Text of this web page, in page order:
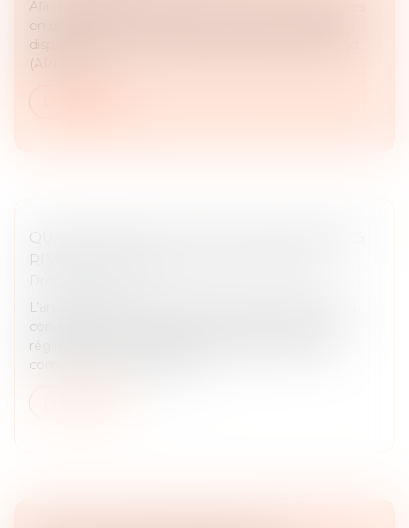
Afin de protéger l’emploi des salariés des entreprises
en difficulté, la loi de finances pour 2025 introduit le
dispositif d'activité partielle de longue durée rebond
(APLD-R)....
QUAND MARIAGE ET DROIT DES SOCIÉTÉS
RIMENT AVEC ASSOCIATION FORCÉE !
L’article 1832-2 du Code civil permet, sous certaines
conditions, au conjoint d’un époux marié sous le
régime de la communauté qui a utilisé des biens
communs pour réaliser un a...